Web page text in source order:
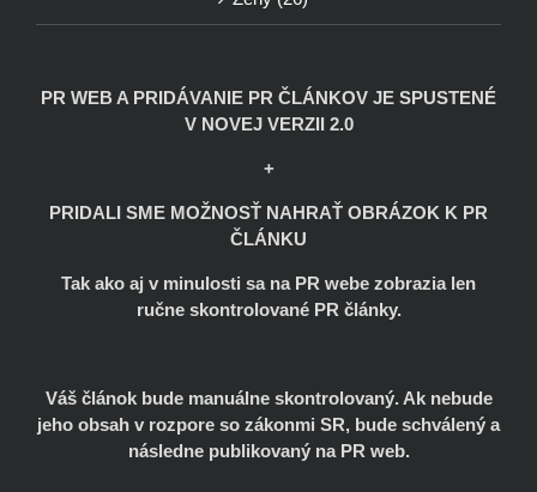
PR WEB A PRIDÁVANIE PR ČLÁNKOV JE SPUSTENÉ
V NOVEJ VERZII 2.0
+
PRIDALI SME MOŽNOSŤ NAHRAŤ OBRÁZOK K PR
ČLÁNKU
Tak ako aj v minulosti sa na PR webe zobrazia len
ručne skontrolované PR články.
Váš článok bude manuálne skontrolovaný. Ak nebude
jeho obsah v rozpore so zákonmi SR, bude schválený a
následne publikovaný na PR web.